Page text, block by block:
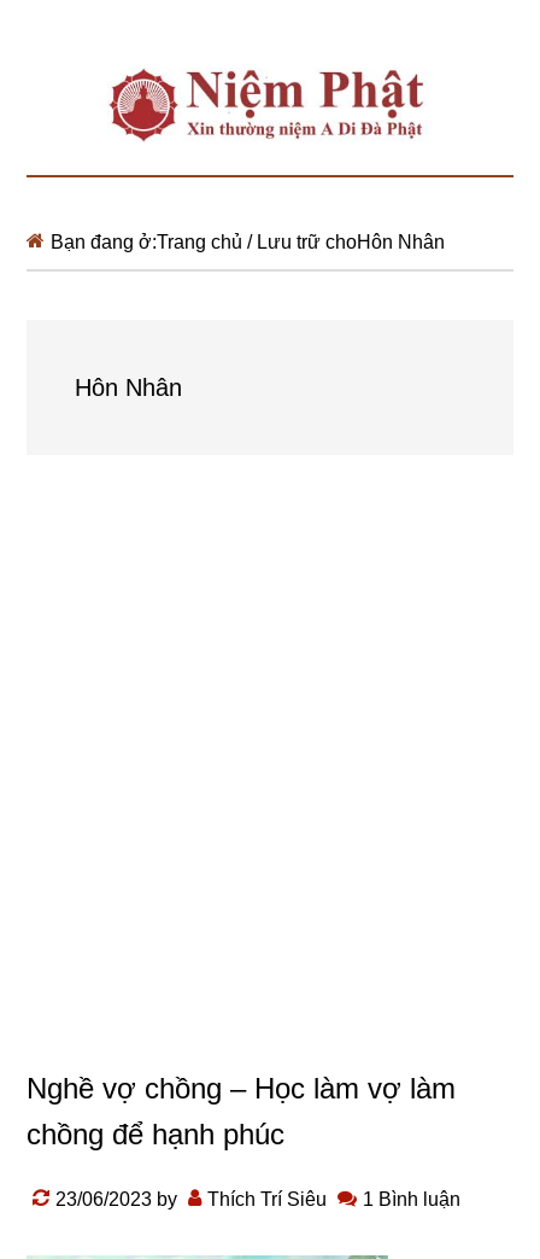
Bạn đang ở:Trang chủ /Lưu trữ choHôn Nhân
Hôn Nhân
Nghề vợ chồng – Học làm vợ làm
chồng để hạnh phúc
23/06/2023 by Thích Trí Siêu 1 Bình luận